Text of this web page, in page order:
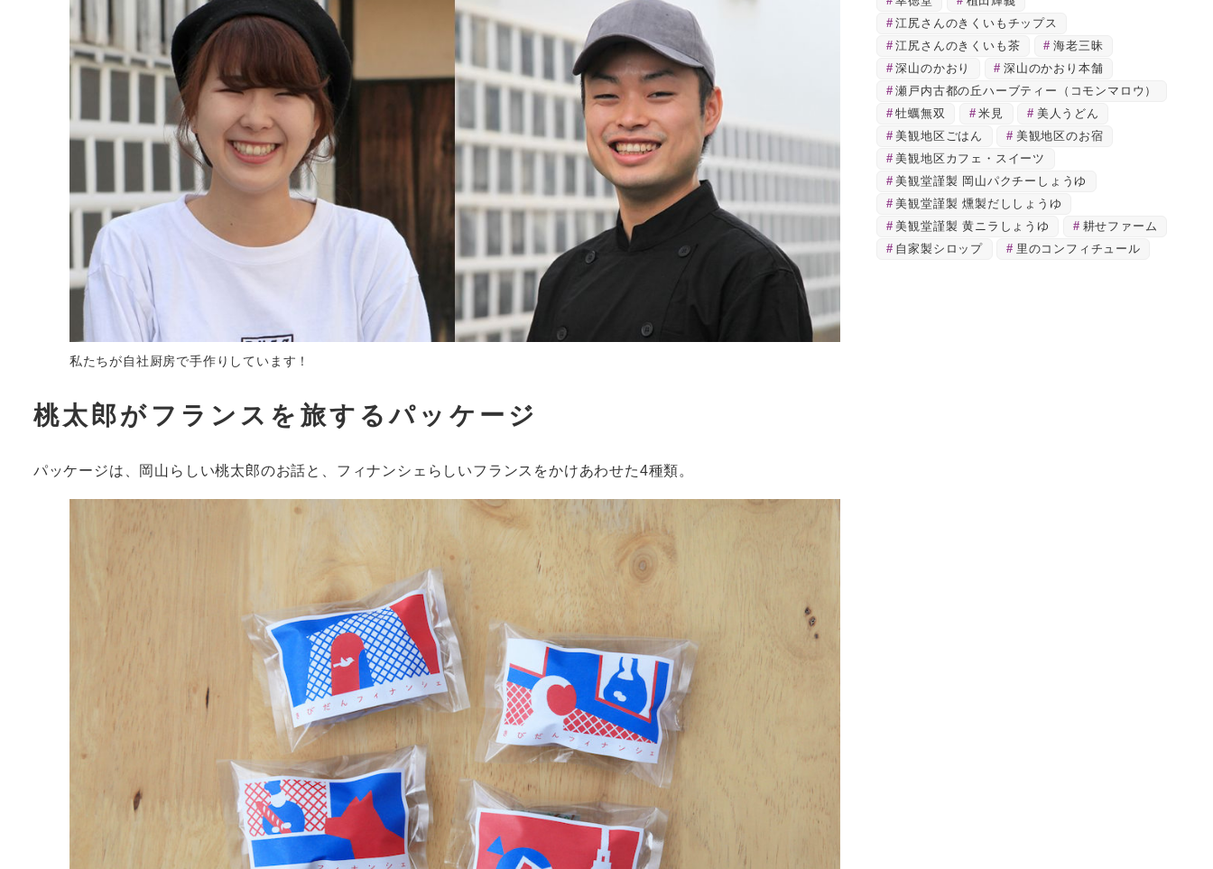
私たちが自社厨房で手作りしています！
桃太郎がフランスを旅するパッケージ
パッケージは、岡山らしい桃太郎のお話と、フィナンシェらしいフランスをかけあわせた4種類。
江尻さんのきくいもチップス
江尻さんのきくいも茶
海老三昧
深山のかおり
深山のかおり本舗
瀬戸内古都の丘ハーブティー（コモンマロウ）
牡蠣無双
米見
美人うどん
美観地区ごはん
美観地区のお宿
美観地区カフェ・スイーツ
美観堂謹製 岡山パクチーしょうゆ
美観堂謹製 燻製だししょうゆ
美観堂謹製 黄ニラしょうゆ
耕せファーム
自家製シロップ
里のコンフィチュール